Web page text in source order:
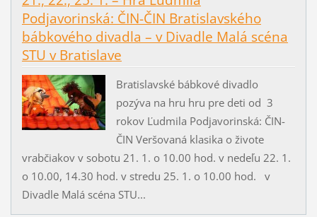
Podjavorinská: ČIN-ČIN Bratislavského
bábkového divadla – v Divadle Malá scéna
STU v Bratislave
Bratislavské bábkové divadlo
pozýva na hru hru pre deti od 3
rokov Ľudmila Podjavorinská: ČIN-
ČIN Veršovaná klasika o živote
vrabčiakov v sobotu 21. 1. o 10.00 hod. v nedeľu 22. 1.
o 10.00, 14.30 hod. v stredu 25. 1. o 10.00 hod. v
Divadle Malá scéna STU...